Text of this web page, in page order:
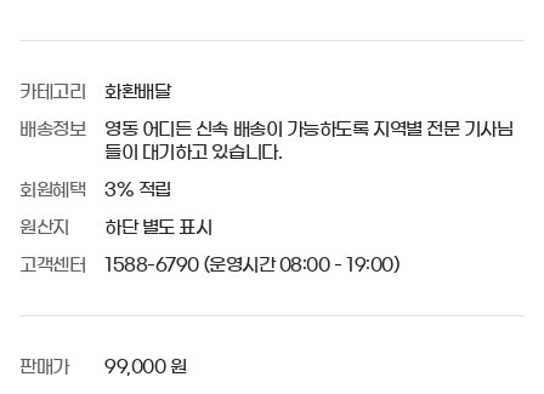
카테고리 화환배달
배송정보
영동 어디든 신속 배송이 가능하도록 지역별 전문 기사님
들이 대기하고 있습니다.
회원혜택 3% 적립
원산지 하단 별도 표시
고객센터 1588-6790 (운영시간 08:00 - 19:00)
판매가 99,000 원